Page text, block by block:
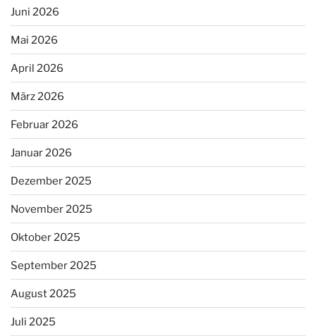
Juni 2026
Mai 2026
April 2026
März 2026
Februar 2026
Januar 2026
Dezember 2025
November 2025
Oktober 2025
September 2025
August 2025
Juli 2025